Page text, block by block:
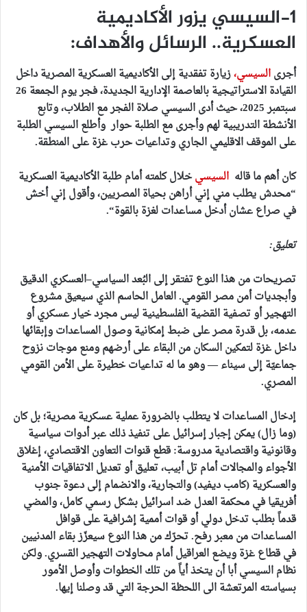
1-السيسي يزور الأكاديمية
العسكرية.. الرسائل والأهداف:
أجرىالسيسي،زيارة تفقدية إلى الأكاديمية العسكرية المصرية داخل
القيادة الاستراتيجية بالعاصمة الإدارية الجديدة، فجر يوم الجمعة 26
سبتمبر 2025، حيث أدى السيسي صلاة الفجر مع الطلاب، وتابع
الأنشطة التدريبية لهم وأجرى مع الطلبة حوار وأطلع السيسي الطلبة
على الموقف الاقليمي الجاري وتداعيات حرب غزة على المنطقة.
كان أهم ما قاله السيسيخلال كلمته أمام طلبة الأكاديمية العسكرية
“محدش يطلب مني إني أراهن بحياة المصريين، وأقول إني أخش
في صراع عشان أدخل مساعدات لغزة بالقوة“.
تعليق:
تصريحات من هذا النوع تفتقر إلى البُعد السياسي–العسكري الدقيق
وأبجديات أمن مصر القومي. العامل الحاسم الذي سيعيق مشروع
التهجير أو تصفية القضية الفلسطينية ليس مجرد خيار عسكري أو
عدمه، بل قدرة مصر على ضبط إمكانية وصول المساعدات وإبقائها
داخل غزة لتمكين السكان من البقاء على أرضهم ومنع موجات نزوح
جماعيّة إلى سيناء — وهو ما له تداعيات خطيرة على الأمن القومي
المصري.
إدخال المساعدات لا يتطلب بالضرورة عملية عسكرية مصرية؛ بل كان
(وما زال) يمكن إجبار إسرائيل على تنفيذ ذلك عبر أدوات سياسية
وقانونية واقتصادية مدروسة: قطع قنوات التعاون الاقتصادي، إغلاق
الأجواء والمجالات أمام تل أبيب، تعليق أو تعديل الاتفاقيات الأمنية
والعسكرية (كامب ديفيد) والتجارية، والانضمام إلى دعوة جنوب
أفريقيا في محكمة العدل ضد اسرائيل بشكل رسمي كامل، والمضي
قدماً بطلب تدخل دولي أو قوات أممية إشرافية على قوافل
المساعدات من معبر رفح. تحرّك من هذا النوع سيعزّز بقاء المدنيين
في قطاع غزة ويضع العراقيل أمام محاولات التهجير القسري. ولكن
نظام السيسي أبا أن يتخذ أياً من تلك الخطوات وأوصل الأمور
بسياسته المرتعشة الى اللحظة الحرجة التي قد وصلنا إيها.